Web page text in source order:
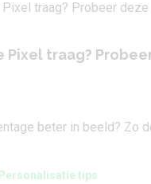
Pixel traag?
tips